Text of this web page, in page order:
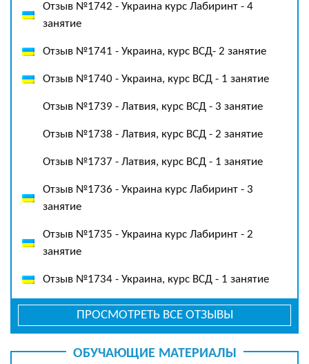
Отзыв №1742 - Украина курс Лабиринт - 4
занятие
Отзыв №1741 - Украина, курс ВСД- 2 занятие
Отзыв №1740 - Украина, курс ВСД - 1 занятие
Отзыв №1739 - Латвия, курс ВСД - 3 занятие
Отзыв №1738 - Латвия, курс ВСД - 2 занятие
Отзыв №1737 - Латвия, курс ВСД - 1 занятие
Отзыв №1736 - Украина курс Лабиринт - 3
занятие
Отзыв №1735 - Украина курс Лабиринт - 2
занятие
Отзыв №1734 - Украина, курс ВСД - 1 занятие
ПРОСМОТРЕТЬ ВСЕ ОТЗЫВЫ
ОБУЧАЮЩИЕ МАТЕРИАЛЫ